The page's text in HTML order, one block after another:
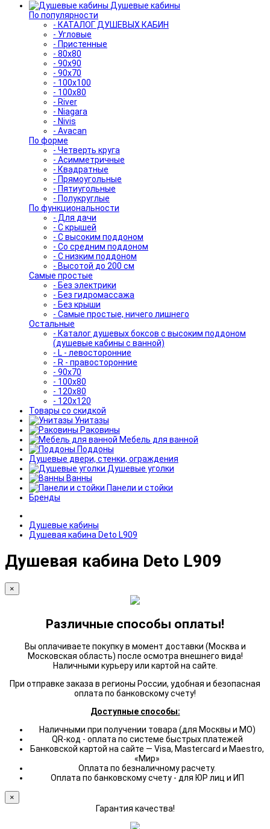
Душевые кабины
По популярности
- КАТАЛОГ ДУШЕВЫХ КАБИН
- Угловые
- Пристенные
- 80x80
- 90x90
- 90x70
- 100x100
- 100x80
- River
- Niagara
- Nivis
- Avacan
По форме
- Четверть круга
- Асимметричные
- Квадратные
- Прямоугольные
- Пятиугольные
- Полукруглые
По функциональности
- Для дачи
- С крышей
- С высоким поддоном
- Со средним поддоном
- С низким поддоном
- Высотой до 200 см
Самые простые
- Без электрики
- Без гидромассажа
- Без крыши
- Самые простые, ничего лишнего
Остальные
- Каталог душевых боксов с высоким поддоном
(душевые кабины с ванной)
- L - левосторонние
- R - правосторонние
- 90x70
- 100x80
- 120x80
- 120x120
Товары со скидкой
Унитазы
Раковины
Мебель для ванной
Поддоны
Душевые двери, стенки, ограждения
Душевые уголки
Ванны
Панели и стойки
Бренды
Душевые кабины
Душевая кабина Deto L909
Душевая кабина Deto L909
×
Различные способы оплаты!
Вы оплачиваете покупку в момент доставки (Москва и
Московская область) после осмотра внешнего вида!
Наличными курьеру или картой на сайте.
При отправке заказа в регионы России, удобная и безопасная
оплата по банковскому счету!
Доступные способы:
Наличными при получении товара (для Москвы и МО)
QR-код - оплата по системе быстрых платежей
Банковской картой на сайте — Visa, Mastercard и Maestro,
«Мир»
Оплата по безналичному расчету.
Оплата по банковскому счету - для ЮР лиц и ИП
×
Гарантия качества!